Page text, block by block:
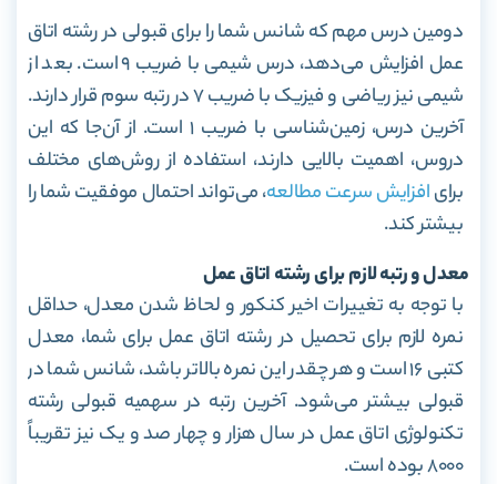
دومین درس مهم که شانس شما را برای قبولی در رشته اتاق
عمل افزایش می‌دهد، درس شیمی با ضریب ۹ است. بعد از
شیمی نیز ریاضی و فیزیک با ضریب ۷ در رتبه سوم قرار دارند.
آخرین درس، زمین‌شناسی با ضریب ۱ است. از آن‌جا که این
دروس، اهمیت بالایی دارند، استفاده از روش‌های مختلف
برایافزایش سرعت مطالعه، می‌تواند احتمال موفقیت شما را
بیشتر کند.
معدل و رتبه لازم برای رشته اتاق عمل
با توجه به تغییرات اخیر کنکور و لحاظ شدن معدل، حداقل
نمره لازم برای تحصیل در رشته اتاق عمل برای شما، معدل
کتبی ۱۶ است و هر چقدر این نمره بالاتر باشد، شانس شما در
قبولی بیشتر می‌شود. آخرین رتبه در سهمیه قبولی رشته
تکنولوژی اتاق عمل در سال هزار و چهار صد و یک نیز تقریباً
۸۰۰۰ بوده است.